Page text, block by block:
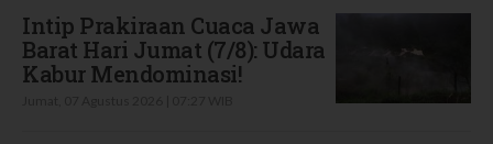
Intip Prakiraan Cuaca Jawa
Barat Hari Jumat (7/8): Udara
Kabur Mendominasi!